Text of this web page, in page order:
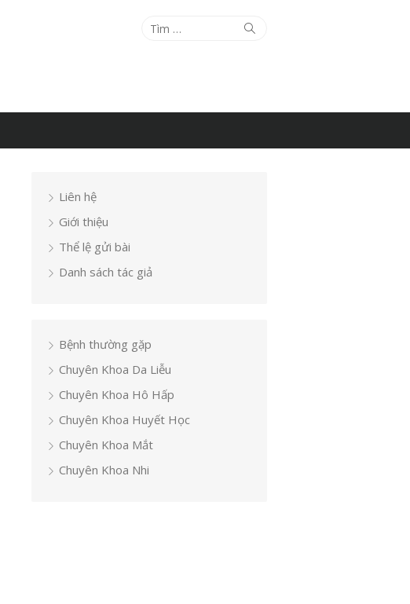
Tìm
Tìm
Liên hệ
Giới thiệu
Thể lệ gửi bài
Danh sách tác giả
Bệnh thường gặp
Chuyên Khoa Da Liễu
Chuyên Khoa Hô Hấp
Chuyên Khoa Huyết Học
Chuyên Khoa Mắt
Chuyên Khoa Nhi